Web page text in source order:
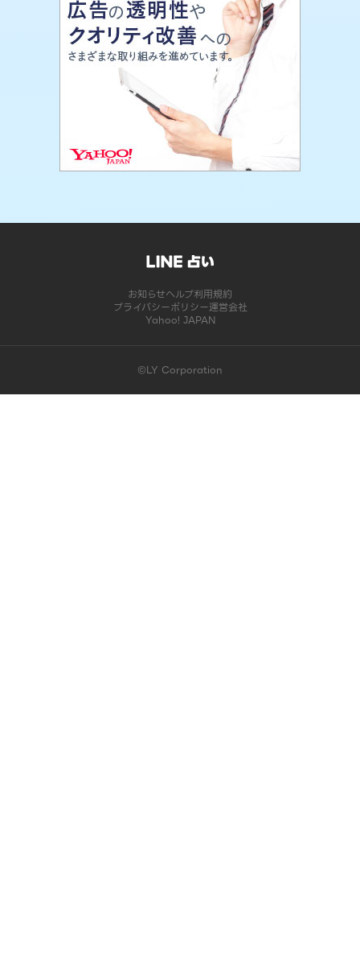
お知らせヘルプ利用規約
プライバシーポリシー運営会社
Yahoo! JAPAN
©LY Corporation
このコンテンツは掲載が終了しました | LINE占い